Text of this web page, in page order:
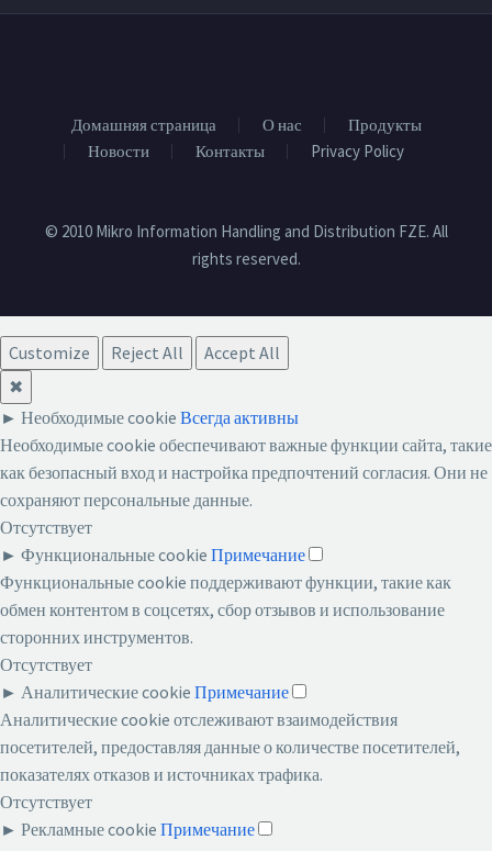
Домашняя страница О нас
Продукты
Новости
Контакты Privacy Policy
© 2010 Mikro Information Handling and Distribution FZE. All
rights reserved.
Customize Reject All
Accept All
✖
► Необходимые cookie Всегда активны
Необходимые cookie обеспечивают важные функции сайта, такие
как безопасный вход и настройка предпочтений согласия. Они не
сохраняют персональные данные.
Отсутствует
► Функциональные cookie Примечание
Функциональные cookie поддерживают функции, такие как
обмен контентом в соцсетях, сбор отзывов и использование
сторонних инструментов.
Отсутствует
► Аналитические cookie Примечание
Аналитические cookie отслеживают взаимодействия
посетителей, предоставляя данные о количестве посетителей,
показателях отказов и источниках трафика.
Отсутствует
► Рекламные cookie Примечание